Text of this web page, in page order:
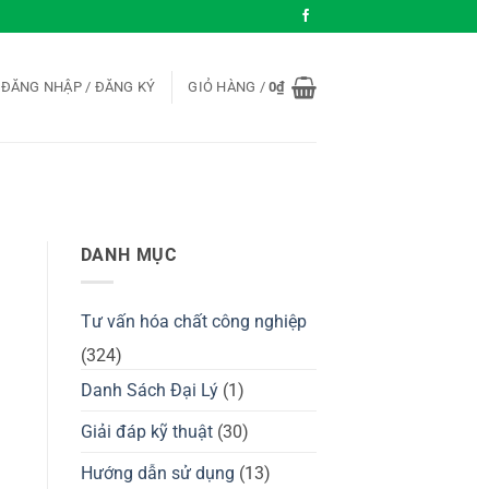
ĐĂNG NHẬP / ĐĂNG KÝ GIỎ HÀNG /0₫
DANH MỤC
Tư vấn hóa chất công nghiệp
(324)
Danh Sách Đại Lý(1)
Giải đáp kỹ thuật(30)
Hướng dẫn sử dụng (13)